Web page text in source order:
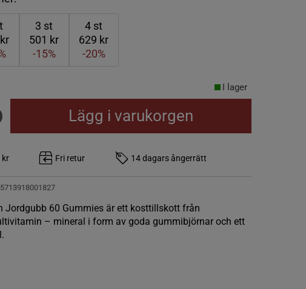
3 st
501 kr
-15%
4 st
629 kr
-20%
I lager
Lägg i varukorgen
kr Fri retur 14 dagars ångerrätt
5713918001827
Jordgubb 60 Gummies är ett kosttillskott från
– mineral i form av goda gummibjörnar och ett